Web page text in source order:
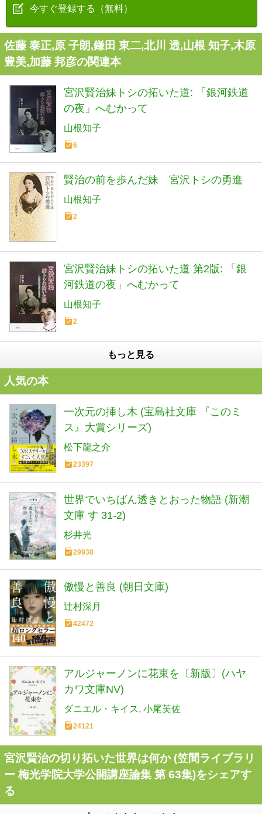
今すぐ登録する（無料）
佐藤 泰正,原 子朗,鎌田 東二,北川 透,山根 知子,木原
豊美,加藤 邦彦の関連本
宮沢賢治妹トシの拓いた道: 「銀河鉄道
の夜」へむかって
山根知子
6
賢治の前を歩んだ妹 宮沢トシの勇進
山根知子
2
宮沢賢治妹トシの拓いた道 第2版: 「銀
河鉄道の夜」へむかって
山根知子
2
もっと見る
人気の本
一次元の挿し木 (宝島社文庫 『このミ
ス』大賞シリーズ)
松下龍之介
23397
世界でいちばん透きとおった物語 (新潮
文庫 す 31-2)
杉井光
29938
傲慢と善良 (朝日文庫)
辻村深月
42472
アルジャーノンに花束を〔新版〕(ハヤ
カワ文庫NV)
ダニエル・キイス 小尾芙佐
24121
宮沢賢治の切り拓いた世界は何か (笠間ライブラリ
ー 梅光学院大学公開講座論集 第 63集)をシェアす
る